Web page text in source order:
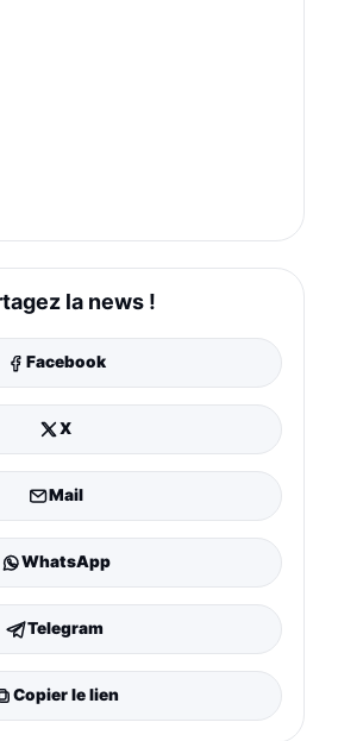
la news !
Facebook
X
Mail
WhatsApp
Telegram
Copier le lien